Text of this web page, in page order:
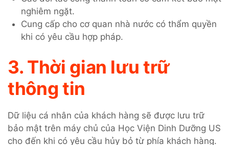
nghiêm ngặt.
Cung cấp cho cơ quan nhà nước có thẩm quyền
khi có yêu cầu hợp pháp.
3. Thời gian lưu trữ
thông tin
Dữ liệu cá nhân của khách hàng sẽ được lưu trữ
bảo mật trên máy chủ của Học Viện Dinh Dưỡng US
cho đến khi có yêu cầu hủy bỏ từ phía khách hàng.